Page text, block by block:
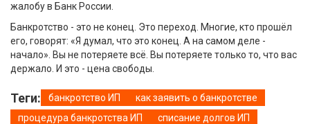
жалобу в Банк России.
Банкротство - это не конец. Это переход. Многие, кто прошёл
его, говорят: «Я думал, что это конец. А на самом деле -
начало». Вы не потеряете всё. Вы потеряете только то, что вас
держало. И это - цена свободы.
Теги: банкротство ИП
как заявить о банкротстве
процедура банкротства ИП
списание долгов ИП